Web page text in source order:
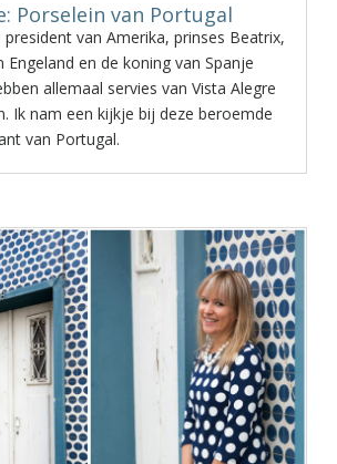
Porselein van Portugal
van Amerika, prinses Beatrix,
Engeland en de koning van Spanje
allemaal servies van Vista Alegre
Ik nam een kijkje bij deze beroemde
van Portugal.